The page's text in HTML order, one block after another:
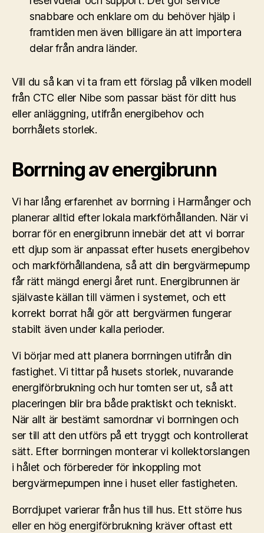
snabbare och enklare om du behöver hjälp i
framtiden men även billigare än att importera
delar från andra länder.
Vill du så kan vi ta fram ett förslag på vilken modell
från CTC eller Nibe som passar bäst för ditt hus
eller anläggning, utifrån energibehov och
borrhålets storlek.
Borrning av energibrunn
Vi har lång erfarenhet av borrning i Harmånger och
planerar alltid efter lokala markförhållanden. När vi
borrar för en energibrunn innebär det att vi borrar
ett djup som är anpassat efter husets energibehov
och markförhållandena, så att din bergvärmepump
får rätt mängd energi året runt. Energibrunnen är
självaste källan till värmen i systemet, och ett
korrekt borrat hål gör att bergvärmen fungerar
stabilt även under kalla perioder.
Vi börjar med att planera borrningen utifrån din
fastighet. Vi tittar på husets storlek, nuvarande
energiförbrukning och hur tomten ser ut, så att
placeringen blir bra både praktiskt och tekniskt.
När allt är bestämt samordnar vi borrningen och
ser till att den utförs på ett tryggt och kontrollerat
sätt. Efter borrningen monterar vi kollektorslangen
i hålet och förbereder för inkoppling mot
bergvärmepumpen inne i huset eller fastigheten.
Borrdjupet varierar från hus till hus. Ett större hus
eller en hög energiförbrukning kräver oftast ett